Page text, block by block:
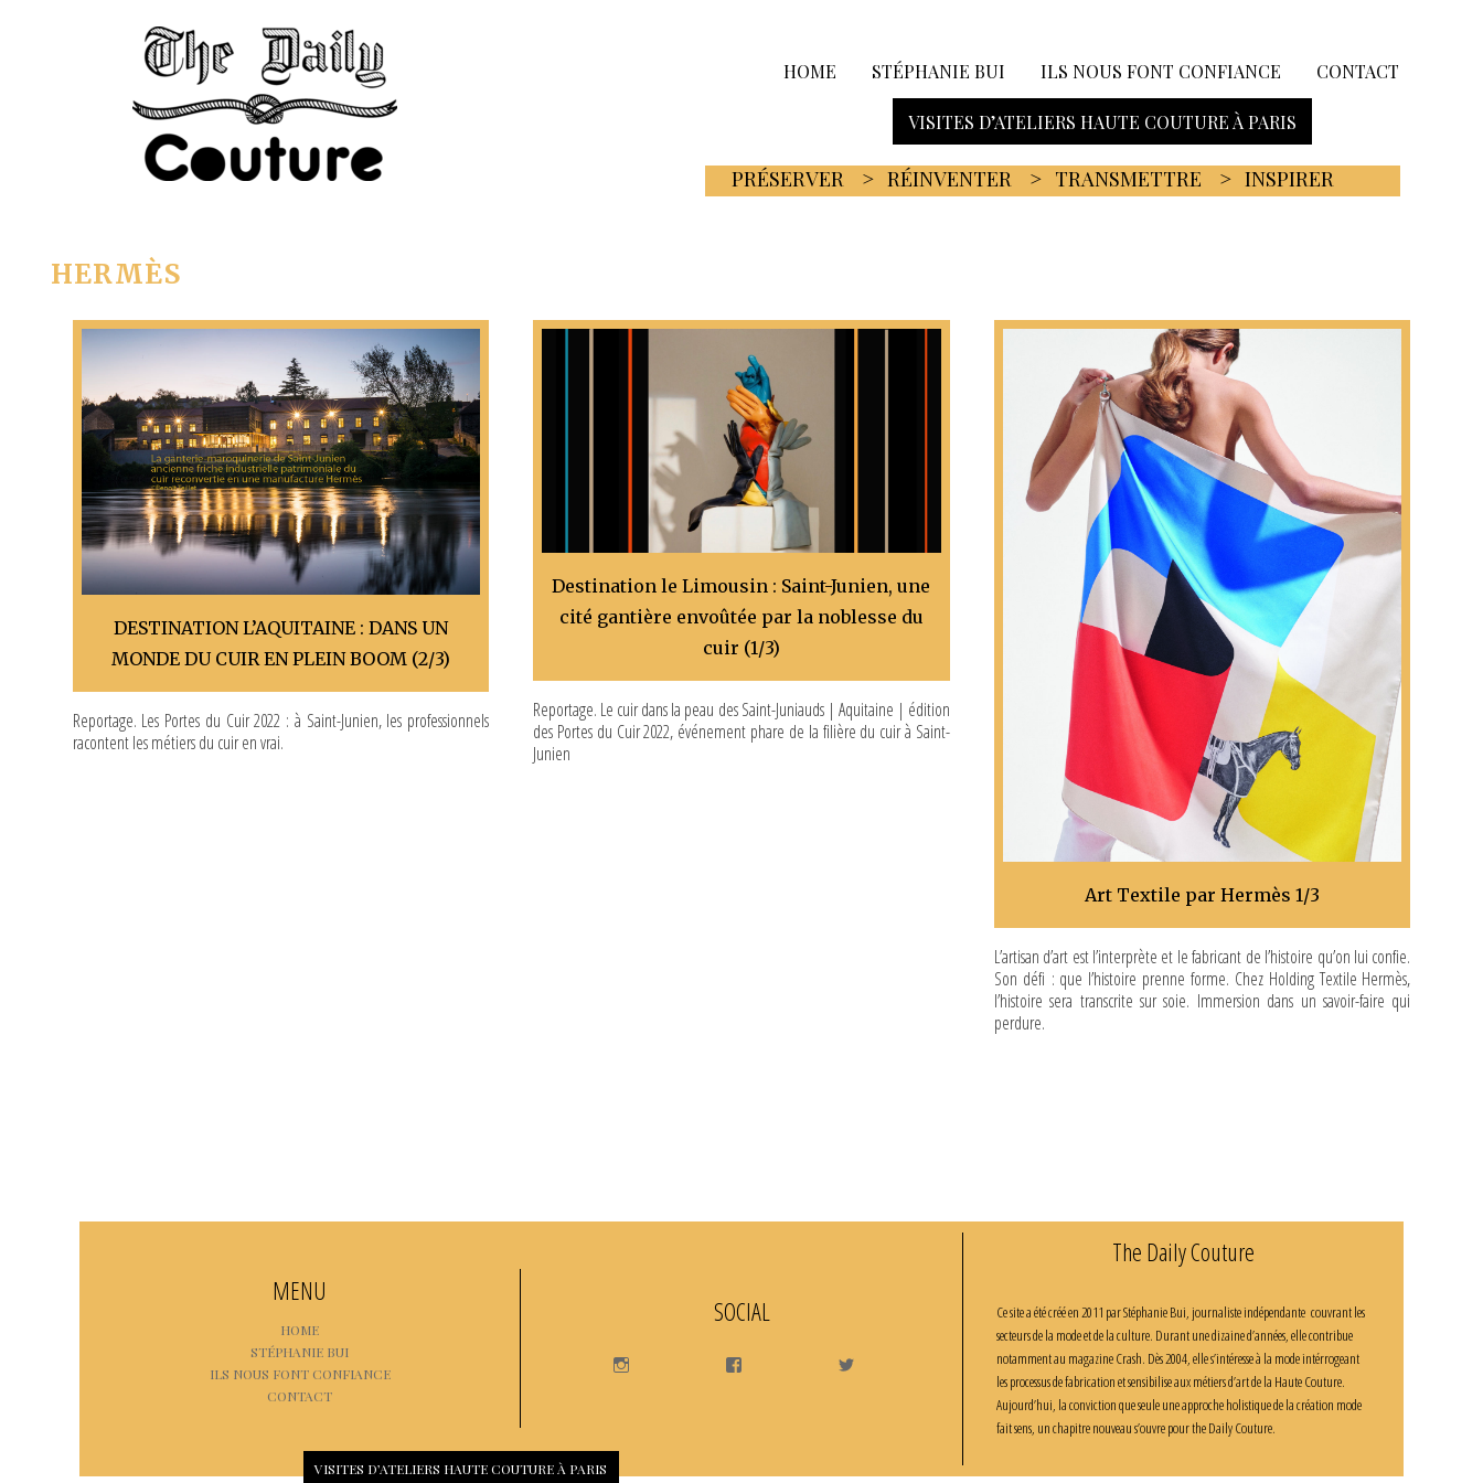
HOME STÉPHANIE BUI ILS NOUS FONT CONFIANCE CONTACT
VISITES D’ATELIERS HAUTE COUTURE À PARIS
PRÉSERVER RÉINVENTER TRANSMETTRE INSPIRER
HERMÈS
DESTINATION L’AQUITAINE : DANS UN
MONDE DU CUIR EN PLEIN BOOM (2/3)
Reportage. Les Portes du Cuir 2022 : à Saint-Junien, les professionnels
racontent les métiers du cuir en vrai.
Destination le Limousin : Saint-Junien, une
cité gantière envoûtée par la noblesse du
cuir (1/3)
Reportage. Le cuir dans la peau des Saint-Juniauds | Aquitaine | édition
des Portes du Cuir 2022, événement phare de la filière du cuir à Saint-
Junien
Art Textile par Hermès 1/3
L’artisan d’art est l’interprète et le fabricant de l’histoire qu’on lui confie.
Son défi : que l’histoire prenne forme. Chez Holding Textile Hermès,
l’histoire sera transcrite sur soie. Immersion dans un savoir-faire qui
perdure.
MENU
HOME
STÉPHANIE BUI
ILS NOUS FONT CONFIANCE
CONTACT
VISITES D’ATELIERS HAUTE COUTURE À PARIS
SOCIAL
The Daily Couture
Ce site a été créé en 2011 par Stéphanie Bui, journaliste indépendante couvrant les
secteurs de la mode et de la culture. Durant une dizaine d’années, elle contribue
notamment au magazine Crash. Dès 2004, elle s’intéresse à la mode intérrogeant
les processus de fabrication et sensibilise aux métiers d’art de la Haute Couture.
Aujourd’hui, la conviction que seule une approche holistique de la création mode
fait sens, un chapitre nouveau s’ouvre pour the Daily Couture.